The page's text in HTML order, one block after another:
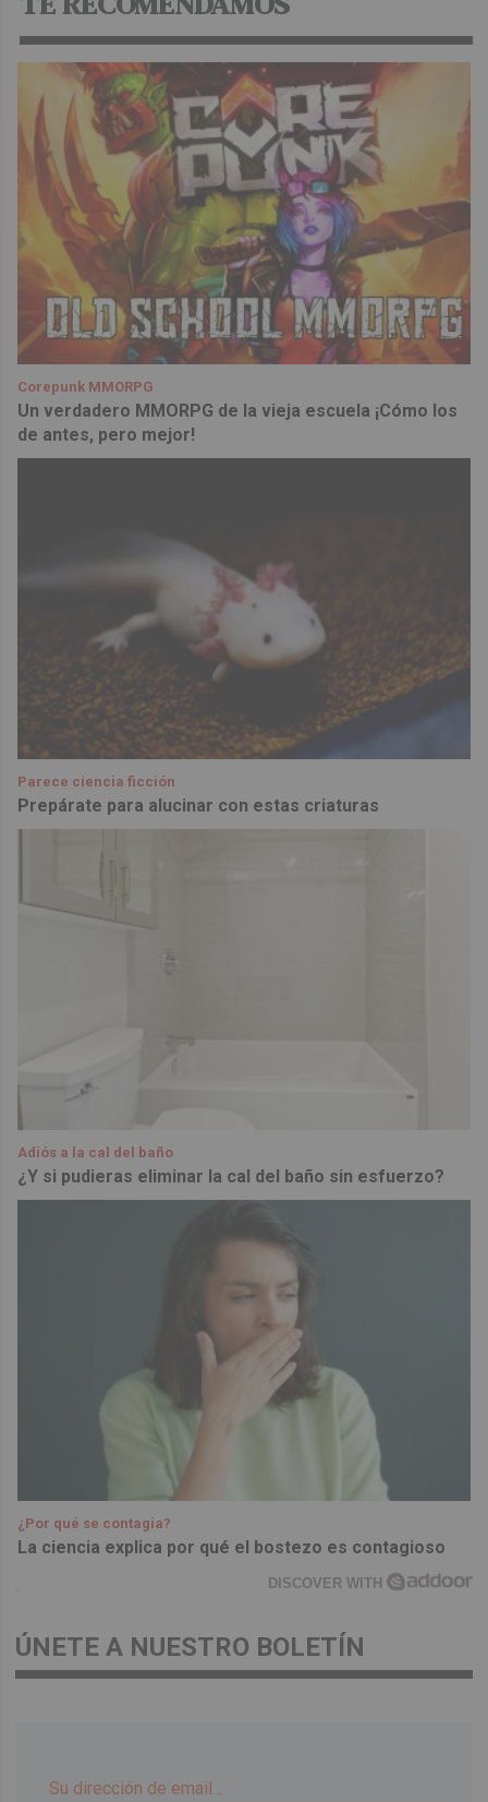
Corepunk MMORPG
Un verdadero MMORPG de la vieja escuela ¡Cómo los
de antes, pero mejor!
Parece ciencia ficción
Prepárate para alucinar con estas criaturas
Adiós a la cal del baño
¿Y si pudieras eliminar la cal del baño sin esfuerzo?
¿Por qué se contagia?
La ciencia explica por qué el bostezo es contagioso
DISCOVER WITH
ÚNETE A NUESTRO BOLETÍN